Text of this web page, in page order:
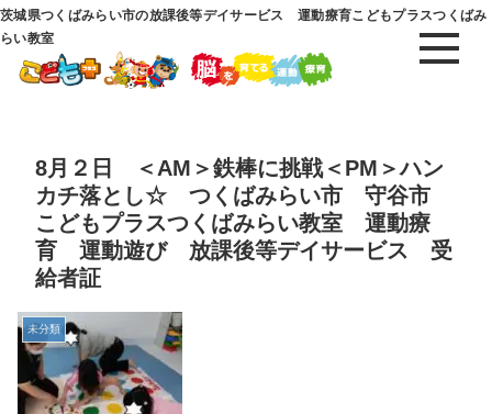
茨城県つくばみらい市の放課後等デイサービス 運動療育こどもプラスつくばみ
らい教室
8月２日 ＜AM＞鉄棒に挑戦＜PM＞ハン
カチ落とし☆ つくばみらい市 守谷市
こどもプラスつくばみらい教室 運動療
育 運動遊び 放課後等デイサービス 受
給者証
未分類